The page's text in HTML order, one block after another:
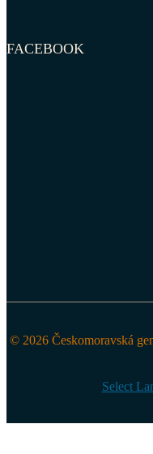
FACEBOOK
© 2026 Českomoravská
Select